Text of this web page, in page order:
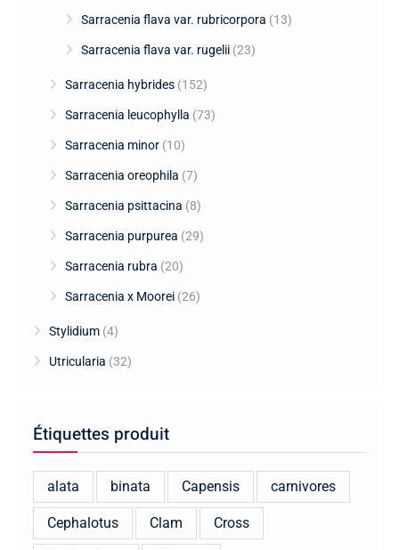
Sarracenia flava var. rubricorpora (13)
Sarracenia flava var. rugelii (23)
Sarracenia hybrides (152)
Sarracenia leucophylla (73)
Sarracenia minor (10)
Sarracenia oreophila (7)
Sarracenia psittacina (8)
Sarracenia purpurea (29)
Sarracenia rubra (20)
Sarracenia x Moorei (26)
Stylidium (4)
Utricularia (32)
Étiquettes produit
alata binata Capensis carnivores
Cephalotus Clam Cross